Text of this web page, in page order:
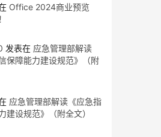
Office 2024商业预览
发表在 应急管理部解读
保障能力建设规范》（附
应急管理部解读《应急指
建设规范》（附全文）